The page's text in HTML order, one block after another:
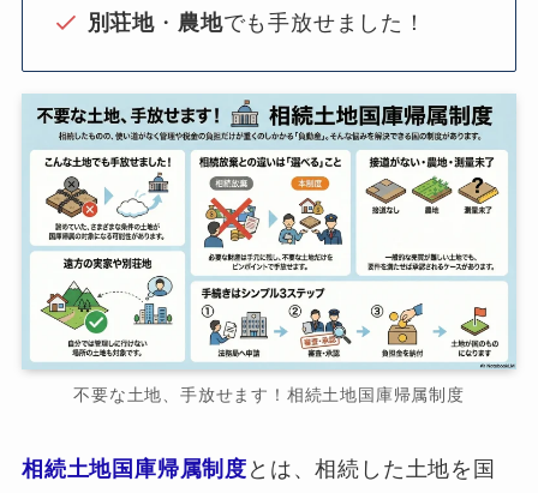
別荘地 ・ 農地でも手放せました！
不要な土地、手放せます！相続土地国庫帰属制度
相続土地国庫帰属制度 とは、相続した土地を国